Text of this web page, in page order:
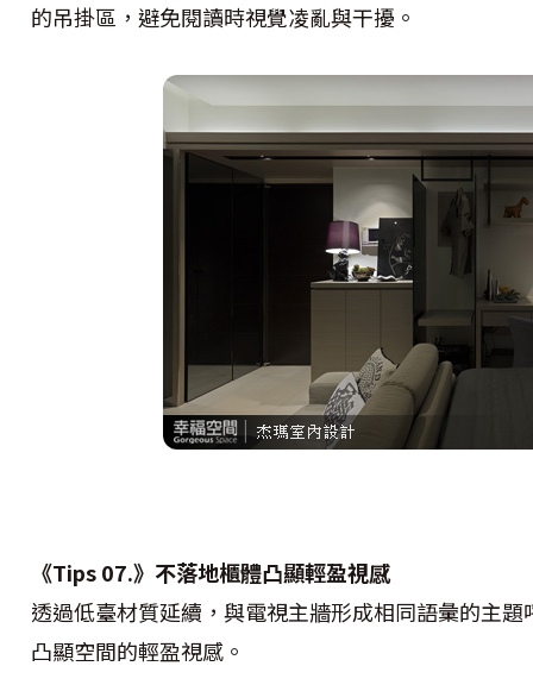
的吊掛區，避免閱讀時視覺凌亂與干擾。
《Tips 07.》不落地櫃體凸顯輕盈視感
透過低臺材質延續，與電視主牆形成相同語彙的主
凸顯空間的輕盈視感。